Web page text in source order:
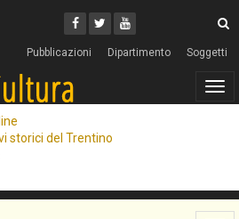
Facebook
Twitter
Youtube
Pubblicazioni Dipartimento Soggetti
storici del Trentino